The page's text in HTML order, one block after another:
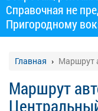
Справочная не
Пригородному
Главная Маршрут
Маршрут